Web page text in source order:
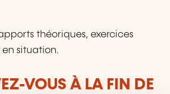
théoriques, exercices
en situation.
VOUS À LA FIN DE